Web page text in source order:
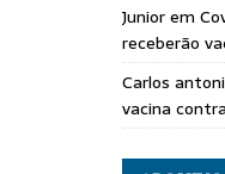
Juniorem
receberão
Carlos
vacina